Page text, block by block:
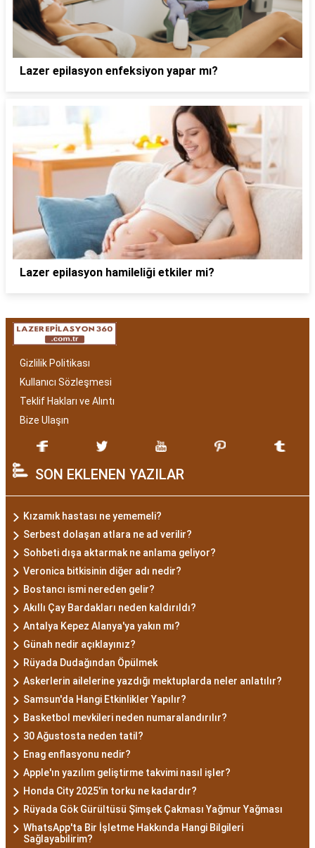
Lazer epilasyon enfeksiyon yapar mı?
Lazer epilasyon hamileliği etkiler mi?
Gizlilik Politikası
Kullanıcı Sözleşmesi
Teklif Hakları ve Alıntı
Bize Ulaşın
SON EKLENEN YAZILAR
Kızamık hastası ne yememeli?
Serbest dolaşan atlara ne ad verilir?
Sohbeti dışa aktarmak ne anlama geliyor?
Veronica bitkisinin diğer adı nedir?
Bostancı ismi nereden gelir?
Akıllı Çay Bardakları neden kaldırıldı?
Antalya Kepez Alanya'ya yakın mı?
Günah nedir açıklayınız?
Rüyada Dudağından Öpülmek
Askerlerin ailelerine yazdığı mektuplarda neler anlatılır?
Samsun'da Hangi Etkinlikler Yapılır?
Basketbol mevkileri neden numaralandırılır?
30 Ağustosta neden tatil?
Enag enflasyonu nedir?
Apple'ın yazılım geliştirme takvimi nasıl işler?
Honda City 2025'in torku ne kadardır?
Rüyada Gök Gürültüsü Şimşek Çakması Yağmur Yağması
WhatsApp'ta Bir İşletme Hakkında Hangi Bilgileri
Sağlayabilirim?